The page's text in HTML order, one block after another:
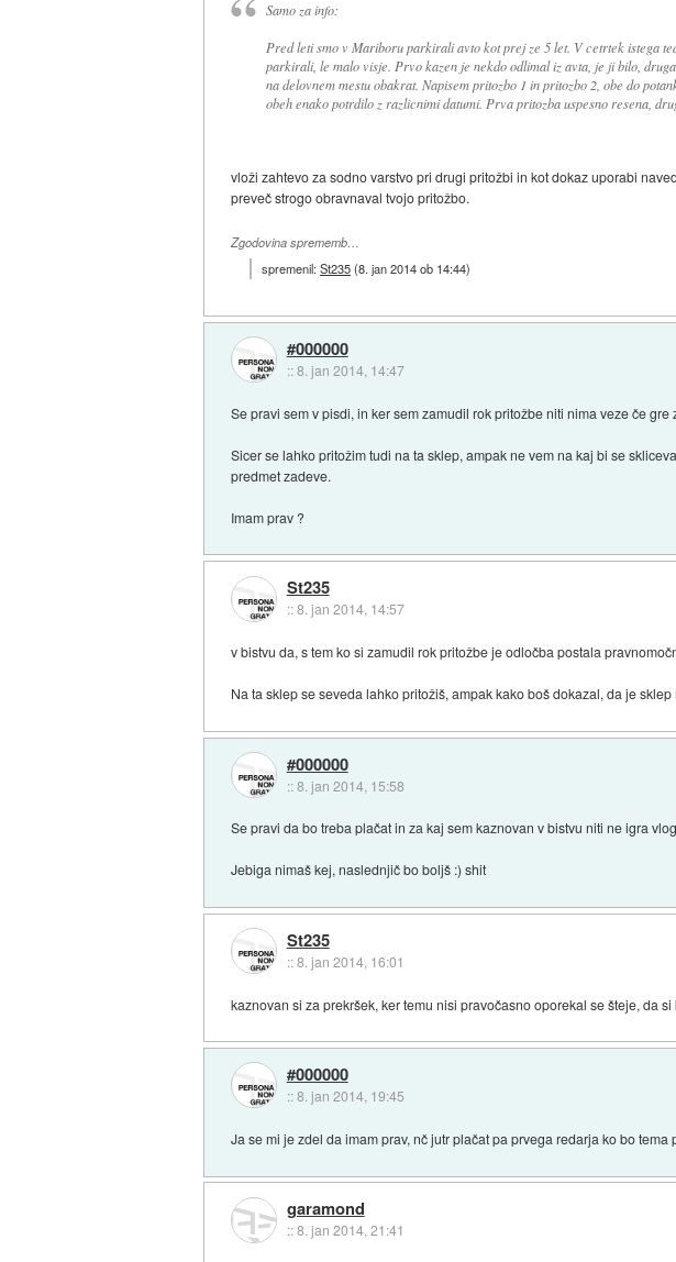
Samo za info:
Pred leti smo v Mariboru parkirali avto kot prej ze 5 let. V cetrtek istega
parkirali, le malo visje. Prvo kazen je nekdo odlimal iz avta, je ji bilo,
na delovnem mestu obakrat. Napisem pritozbo 1 in pritozbo 2, obe do
obeh enako potrdilo z razlicnimi datumi. Prva pritozba uspesno resena,
vloži zahtevo za sodno varstvo pri drugi pritožbi in kot dokaz uporabi
preveč strogo obravnaval tvojo pritožbo.
Zgodovina sprememb…
spremenil:St235(8. jan 2014 ob 14:44)
#000000
::8. jan 2014, 14:47
Se pravi sem v pisdi, in ker sem zamudil rok pritožbe niti nima veze če gre
Sicer se lahko pritožim tudi na ta sklep, ampak ne vem na kaj bi se
predmet zadeve.
Imam prav ?
St235
::8. jan 2014, 14:57
v bistvu da, s tem ko si zamudil rok pritožbe je odločba postala
Na ta sklep se seveda lahko pritožiš, ampak kako boš dokazal, da je
#000000
::8. jan 2014, 15:58
Se pravi da bo treba plačat in za kaj sem kaznovan v bistvu niti ne igra
Jebiga nimaš kej, naslednjič bo boljš :) shit
St235
::8. jan 2014, 16:01
kaznovan si za prekršek, ker temu nisi pravočasno oporekal se šteje, da
#000000
::8. jan 2014, 19:45
Ja se mi je zdel da imam prav, nč jutr plačat pa prvega redarja ko bo tema
garamond
::8. jan 2014, 21:41